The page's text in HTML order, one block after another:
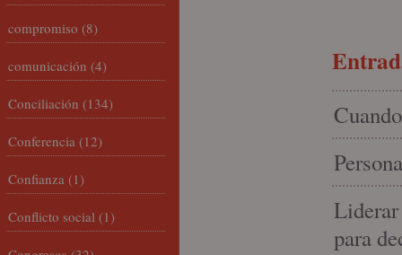
para
compromiso (8)
comunicación (4)
Conciliación (134)
Conferencia (12)
Confianza (1)
Conflicto social (1)